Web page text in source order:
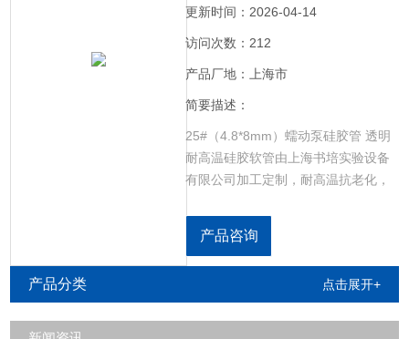
更新时间：2026-04-14
访问次数：212
产品厂地：上海市
简要描述：
25#（4.8*8mm）蠕动泵硅胶管 透明
耐高温硅胶软管由上海书培实验设备
有限公司加工定制，耐高温抗老化，
产品咨询
产品分类 点击展开+